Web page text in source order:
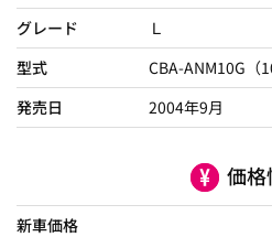
グレード
Ｌ
型式
CBA-ANM10G（
発売日
2004年9月
価格
新車価格